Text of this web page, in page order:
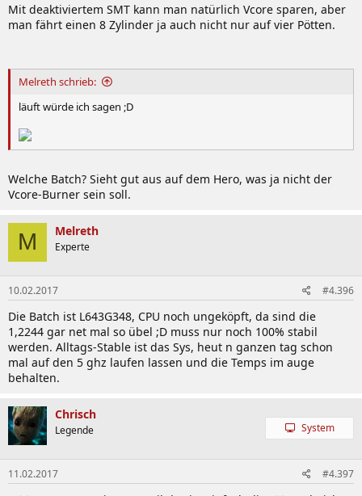
Mit deaktiviertem SMT kann man natürlich Vcore sparen, aber
man fährt einen 8 Zylinder ja auch nicht nur auf vier Pötten.
Melreth schrieb:
läuft würde ich sagen ;D
Welche Batch? Sieht gut aus auf dem Hero, was ja nicht der
Vcore-Burner sein soll.
M Melreth
Experte
10.02.2017 #4.396
Die Batch ist L643G348, CPU noch ungeköpft, da sind die
1,2244 gar net mal so übel ;D muss nur noch 100% stabil
werden. Alltags-Stable ist das Sys, heut n ganzen tag schon
mal auf den 5 ghz laufen lassen und die Temps im auge
behalten.
Chrisch
Legende System
11.02.2017 #4.397